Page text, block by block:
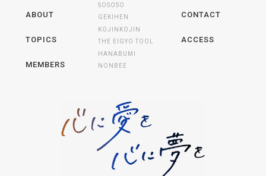
ABOUT
TOPICS
MEMBERS
SOSOSO
GEKIHEN
KOJINKOJIN
THE EIGYO TOOL
HANABUMI
NONBEE
CONTACT
ACCESS